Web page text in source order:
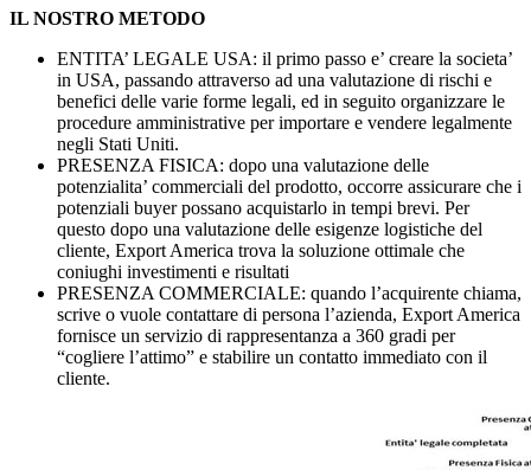
IL NOSTRO METODO
ENTITA’ LEGALE USA: il primo passo e’ creare la societa’
in USA, passando attraverso ad una valutazione di rischi e
benefici delle varie forme legali, ed in seguito organizzare le
procedure amministrative per importare e vendere legalmente
negli Stati Uniti.
PRESENZA FISICA: dopo una valutazione delle
potenzialita’ commerciali del prodotto, occorre assicurare che i
potenziali buyer possano acquistarlo in tempi brevi. Per
questo dopo una valutazione delle esigenze logistiche del
cliente, Export America trova la soluzione ottimale che
coniughi investimenti e risultati
PRESENZA COMMERCIALE: quando l’acquirente chiama,
scrive o vuole contattare di persona l’azienda, Export America
fornisce un servizio di rappresentanza a 360 gradi per
“cogliere l’attimo” e stabilire un contatto immediato con il
cliente.